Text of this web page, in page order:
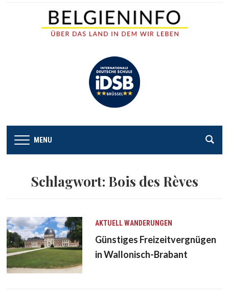
MENU
Schlagwort: Bois des Rèves
AKTUELLWANDERUNGEN
Günstiges Freizeitvergnügen
in Wallonisch-Brabant